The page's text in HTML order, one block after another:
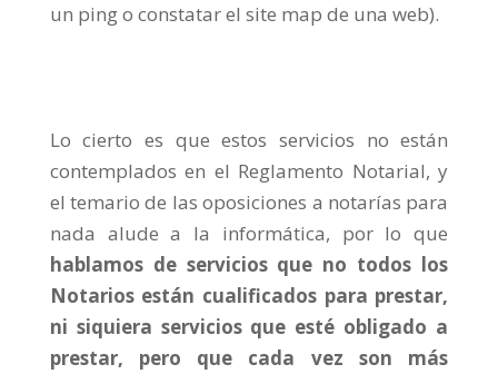
un ping o constatar el site map de una web).
Lo cierto es que estos servicios no están
contemplados en el Reglamento Notarial, y
el temario de las oposiciones a notarías para
nada alude a la informática, por lo que
hablamos de servicios que no todos los
Notarios están cualificados para prestar,
ni siquiera servicios que esté obligado a
prestar, pero que cada vez son más